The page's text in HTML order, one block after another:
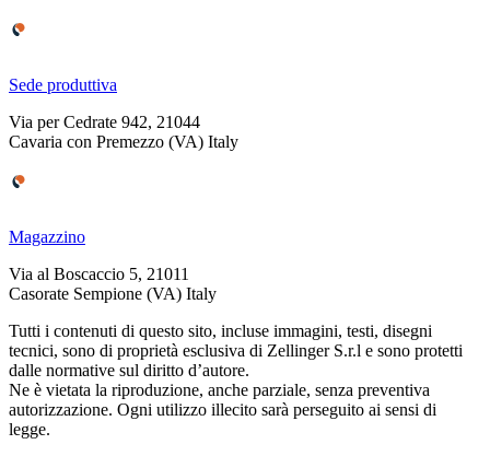
Sede produttiva
Via per Cedrate 942, 21044
Cavaria con Premezzo (VA) Italy
Magazzino
Via al Boscaccio 5, 21011
Casorate Sempione (VA) Italy
Tutti i contenuti di questo sito, incluse immagini, testi, disegni
tecnici, sono di proprietà esclusiva di Zellinger S.r.l e sono protetti
dalle normative sul diritto d’autore.
Ne è vietata la riproduzione, anche parziale, senza preventiva
autorizzazione. Ogni utilizzo illecito sarà perseguito ai sensi di
legge.